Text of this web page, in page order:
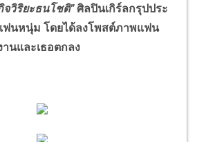
วิริยะธนโชติ” ศิลปินเกิร์ลกรุปประ
ฟนหนุ่ม โดยได้ลงโพสต์ภาพแฟน
นและเธอตกลง